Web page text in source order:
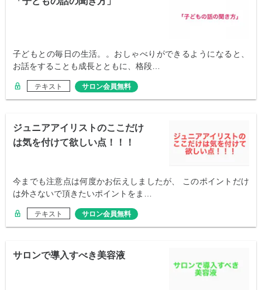
子どもとの毎日の生活。。おしゃべりができるようになると、
お話をすることも成長とともに、格段…
テキスト サロン会員無料
ジュニアアイリストのここだけ
は気を付けて欲しい点！！！
今までも注意点は何度かお伝えしましたが、 このポイントだけ
は外さないで頂きたいポイントをま…
テキスト サロン会員無料
サロンで導入すべき美容液